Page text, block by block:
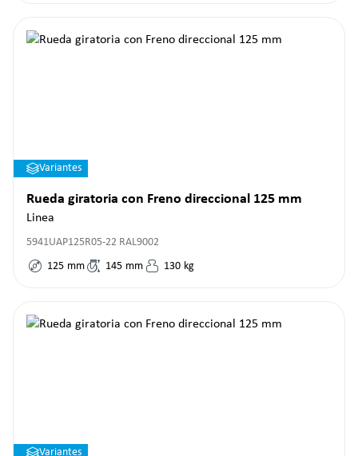
Variantes
Rueda giratoria con Freno direccional 125 mm
Linea
5941UAP125R05-22 RAL9002
125 mm 145 mm 130 kg
Variantes